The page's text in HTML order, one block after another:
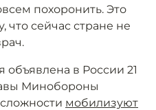
похоронить. Это
что сейчас стране не
в России 21
Минобороны
мобилизуют